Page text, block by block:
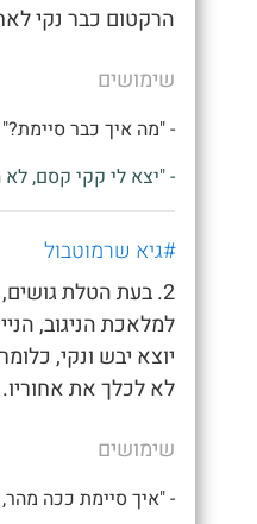
הרקטום כבר נקי
שימושים
- "מה איך כבר סיימת?"
- "יצא לי קקי קסם, לא
#גיא שרמוטבול
2. בעת הטלת
למלאכת הניגוב,
יוצא יבש ונקי,
לא לכלך את אחוריו.
שימושים
- "איך סיימת ככה